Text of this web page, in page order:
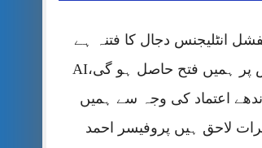
انٹلیجنس دجال کا فتنہ ہے
جس پر ہمیں فتح حاصل ہو گی،AI
اعتماد کی وجہ سے ہمیں
لاحق ہیں پروفیسر احمد